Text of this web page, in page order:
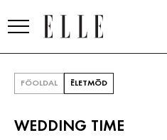
FŐOLDAL ÉLETMÓD
WEDDING TIME